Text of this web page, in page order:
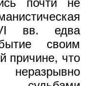
почти не
вв. едва
своим
причине, что